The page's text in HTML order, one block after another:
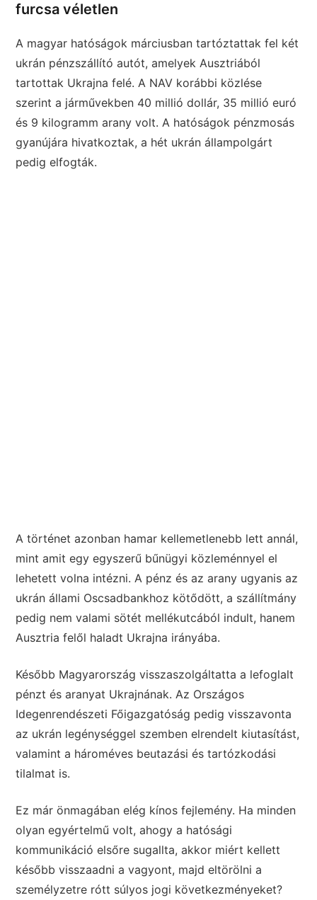
furcsa véletlen
A magyar hatóságok márciusban tartóztattak fel két
ukrán pénzszállító autót, amelyek Ausztriából
tartottak Ukrajna felé. A NAV korábbi közlése
szerint a járművekben 40 millió dollár, 35 millió euró
és 9 kilogramm arany volt. A hatóságok pénzmosás
gyanújára hivatkoztak, a hét ukrán állampolgárt
pedig elfogták.
A történet azonban hamar kellemetlenebb lett annál,
mint amit egy egyszerű bűnügyi közleménnyel el
lehetett volna intézni. A pénz és az arany ugyanis az
ukrán állami Oscsadbankhoz kötődött, a szállítmány
pedig nem valami sötét mellékutcából indult, hanem
Ausztria felől haladt Ukrajna irányába.
Később Magyarország visszaszolgáltatta a lefoglalt
pénzt és aranyat Ukrajnának. Az Országos
Idegenrendészeti Főigazgatóság pedig visszavonta
az ukrán legénységgel szemben elrendelt kiutasítást,
valamint a hároméves beutazási és tartózkodási
tilalmat is.
Ez már önmagában elég kínos fejlemény. Ha minden
olyan egyértelmű volt, ahogy a hatósági
kommunikáció elsőre sugallta, akkor miért kellett
később visszaadni a vagyont, majd eltörölni a
személyzetre rótt súlyos jogi következményeket?